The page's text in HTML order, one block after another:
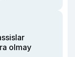
olmay